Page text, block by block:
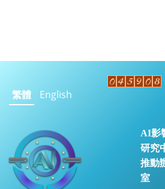
繁體 English
AI影
研究
推動
室